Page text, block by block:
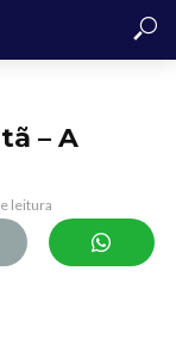
– A
leitura